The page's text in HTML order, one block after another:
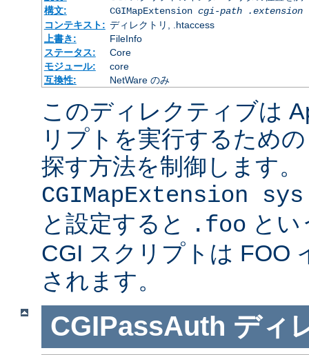
構文:
CGIMapExtension cgi-path
.extension
コンテキスト: ディレクトリ, .htaccess
上書き:
FileInfo
ステータス:
Core
モジュール:
core
互換性:
NetWare のみ
このディレクティブは
リプトを実行するため
探す方法を制御します
CGIMapExtension
と設定すると
.foo と
CGI スクリプトは FOO
されます。
CGIPassAuth ディ